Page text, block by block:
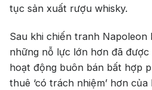
tục sản xuất rượu whisky.
Sau khi chiến tranh Napoleon
những nỗ lực lớn hơn đã
hoạt động buôn bán bất hợp
thuê ‘có trách nhiệm’ hơn